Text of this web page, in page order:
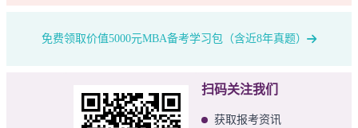
免费领取价值5000元MBA备考学习包（含近8年真题）
扫码关注我们
获取报考资讯